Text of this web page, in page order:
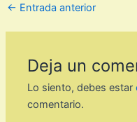
← Entrada anterior
Deja un
Lo siento, debes estar
comentario.